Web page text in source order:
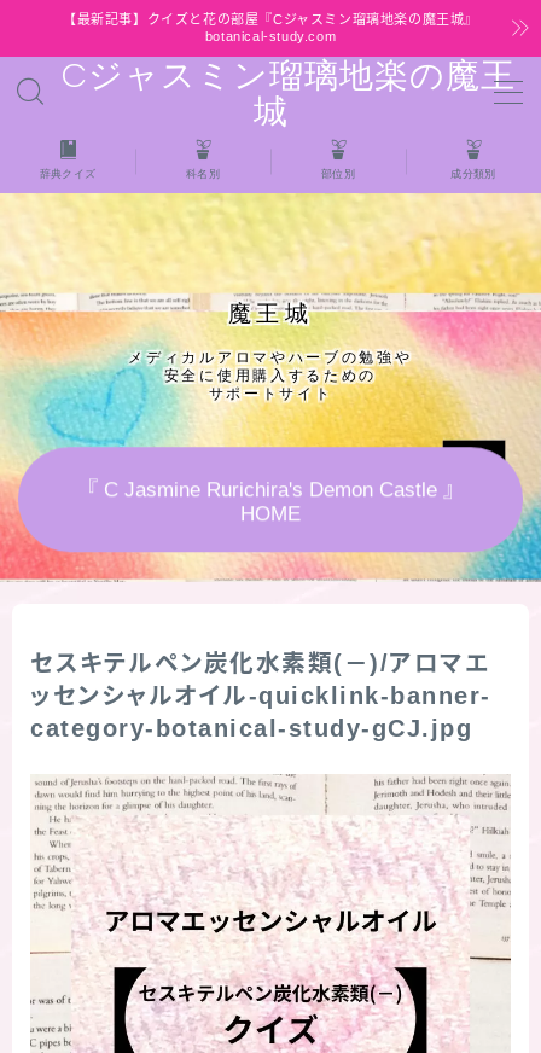
【最新記事】クイズと花の部屋『Cジャスミン瑠璃地楽の魔王城』
botanical-study.com
Cジャスミン瑠璃地楽の魔王
城
MENU
HOME
【最新】クイズと花の部屋
★全種/アロマハーブスパイス基材 プチ辞典ク
イズ＆プチ辞典
★アロマ検定＋αクイズ
★アロマハーブ傾向チェック
秘密部屋
お知らせ
公式ウェブサイト『Botanical Study』
Cジャスミン瑠璃地楽の主な活動先リンク集
プロフィール
アロマハーブアンケート
辞典クイズ 科名別 部位別 成分類別
魔王城
メディカルアロマやハーブの勉強や
安全に使用購入するための
サポートサイト
『 C Jasmine Rurichira's Demon Castle 』
HOME
セスキテルペン炭化水素類(－)/アロマエ
ッセンシャルオイル-quicklink-banner-
category-botanical-study-gCJ.jpg